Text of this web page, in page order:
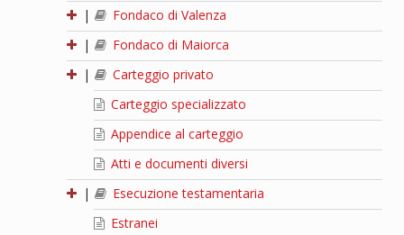
|
Fondaco di Valenza
|
Fondaco di Maiorca
|
Carteggio privato
Carteggio specializzato
Appendice al carteggio
Atti e documenti diversi
|
Esecuzione testamentaria
Estranei